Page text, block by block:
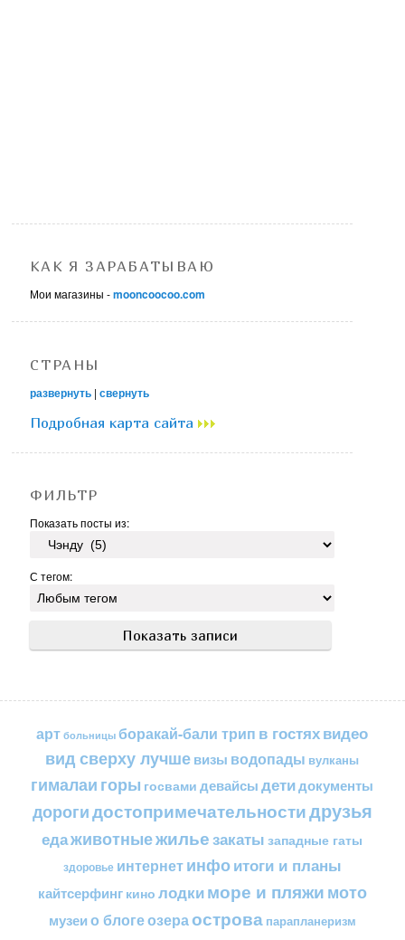
КАК Я ЗАРАБАТЫВАЮ
Мои магазины -mooncoocoo.com
СТРАНЫ
развернуть |свернуть
Подробная карта сайта
ФИЛЬТР
Показать посты из:
С тегом:
арт больницы боракай-бали трип в гостяхвидео
вид сверху лучшевизы водопады вулканы
гималаи горы госвами девайсы детидокументы
дорогидостопримечательностидрузья
едаживотныежильезакаты западные гаты
здоровье интернетинфоитоги и планы
кайтсерфинг кино лодкиморе и пляжимото
музеи о блогеозераострова парапланеризм